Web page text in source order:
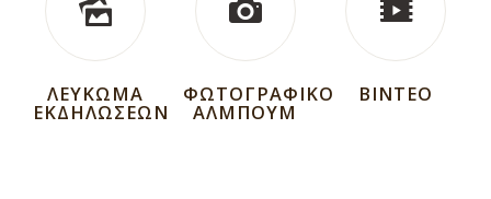
ΛΕΥΚΩΜΑ
ΕΚΔΗΛΩΣΕΩΝ
ΦΩΤΟΓΡΑΦΙΚΟ
ΑΛΜΠΟΥΜ
ΒΙΝΤΕΟ